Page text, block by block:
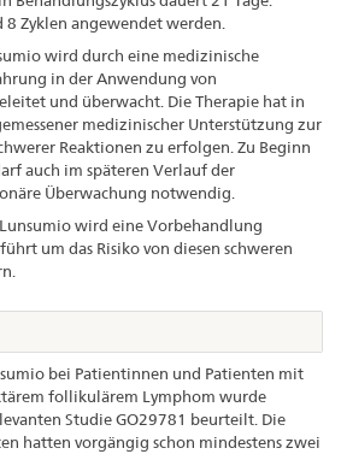
Zyklen angewendet werden.
wird durch eine medizinische
in der Anwendung von
und überwacht. Die Therapie hat in
medizinischer Unterstützung zur
Reaktionen zu erfolgen. Zu Beginn
auch im späteren Verlauf der
Überwachung notwendig.
wird eine Vorbehandlung
um das Risiko von diesen schweren
bei Patientinnen und Patienten mit
follikulärem Lymphom wurde
Studie GO29781 beurteilt. Die
hatten vorgängig schon mindestens zwei